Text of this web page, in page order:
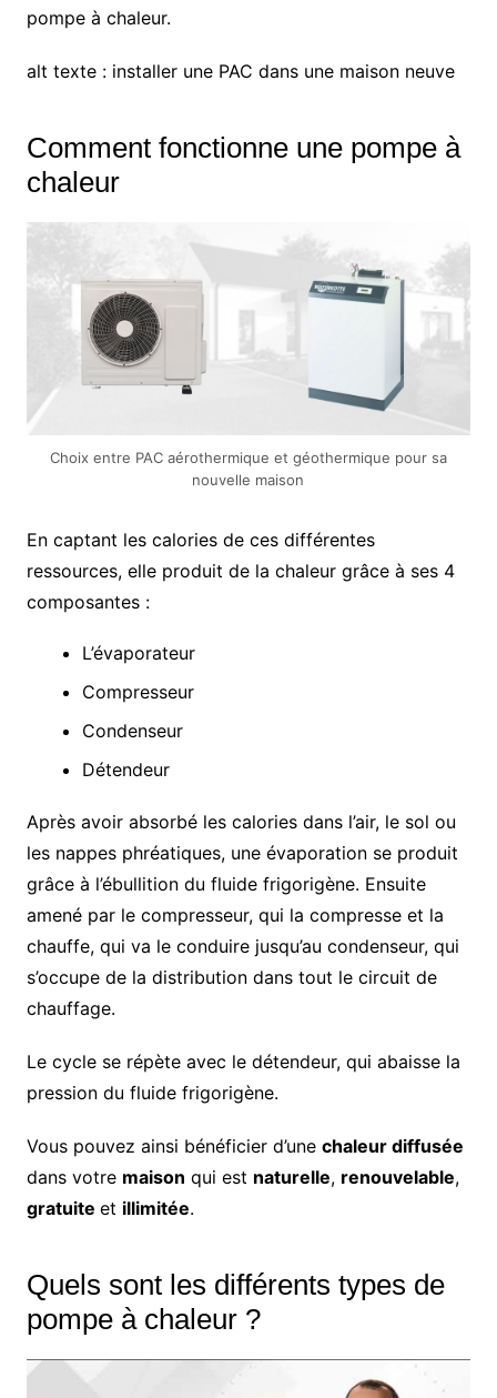
pompe à chaleur.
alt texte : installer une PAC dans une maison neuve
Comment fonctionne une pompe à
chaleur
Choix entre PAC aérothermique et géothermique pour sa
nouvelle maison
En captant les calories de ces différentes
ressources, elle produit de la chaleur grâce à ses 4
composantes :
L’évaporateur
Compresseur
Condenseur
Détendeur
Après avoir absorbé les calories dans l’air, le sol ou
les nappes phréatiques, une évaporation se produit
grâce à l’ébullition du fluide frigorigène. Ensuite
amené par le compresseur, qui la compresse et la
chauffe, qui va le conduire jusqu’au condenseur, qui
s’occupe de la distribution dans tout le circuit de
chauffage.
Le cycle se répète avec le détendeur, qui abaisse la
pression du fluide frigorigène.
Vous pouvez ainsi bénéficier d’une chaleur diffusée
dans votre maison qui est naturelle, renouvelable,
gratuite et illimitée.
Quels sont les différents types de
pompe à chaleur ?